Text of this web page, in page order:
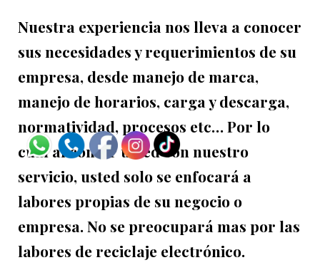
Nuestra experiencia nos lleva a conocer
sus necesidades y requerimientos de su
empresa, desde manejo de marca,
manejo de horarios, carga y descarga,
normatividad, procesos etc… Por lo
cual al contar usted con nuestro
servicio, usted solo se enfocará a
labores propias de su negocio o
empresa. No se preocupará mas por las
labores de reciclaje electrónico.